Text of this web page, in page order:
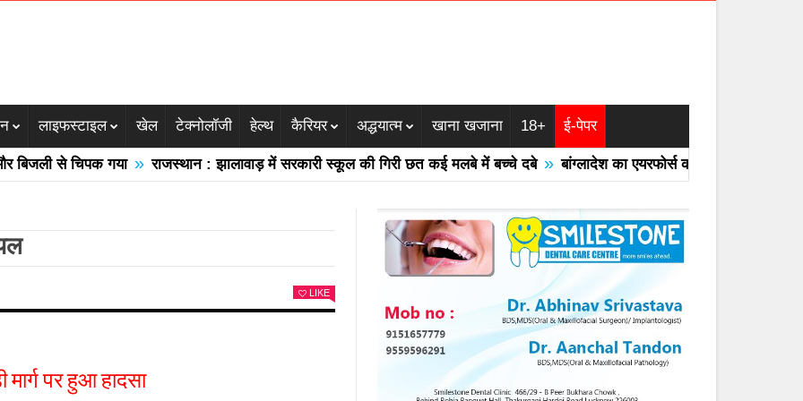
लाइफस्टाइल खेल टेक्नोलॉजी हेल्थ कैरियर अद्धयात्म खाना खजाना 18+ ई-पेपर
से चिपक गया » राजस्थान : झालावाड़ में सरकारी स्कूल की गिरी छत कई मलबे में बच्चे दबे » बांग्लादेश का एयरफोर्स का F -7 ट्रेनर विमान
LIKE
मार्ग पर हुआ हादसा